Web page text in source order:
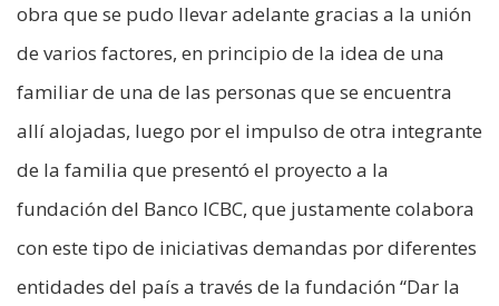
obra que se pudo llevar adelante gracias a la unión
de varios factores, en principio de la idea de una
familiar de una de las personas que se encuentra
allí alojadas, luego por el impulso de otra integrante
de la familia que presentó el proyecto a la
fundación del Banco ICBC, que justamente colabora
con este tipo de iniciativas demandas por diferentes
entidades del país a través de la fundación “Dar la